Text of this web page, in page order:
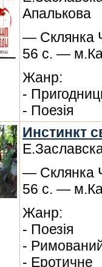
Апалькова
— Склянка
56 с. —
Жанр:
-
- Поезія
Инстинкт
— Склянка
56 с. —
Жанр:
- Поезія
-
- Еротичне